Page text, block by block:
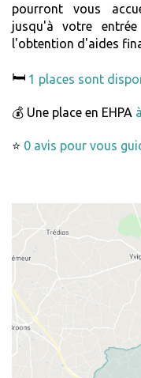
pourront vous
jusqu'à votre
l'obtention d'aides
🛏️ 1 places sont
💰 Une place en EHPA
⭐ 0 avis pour vous